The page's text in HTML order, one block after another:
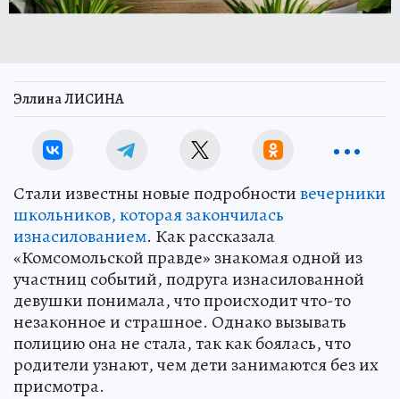
Эллина ЛИСИНА
Стали известны новые подробностивечерники
школьников, которая закончилась
изнасилованием. Как рассказала
«Комсомольской правде» знакомая одной из
участниц событий, подруга изнасилованной
девушки понимала, что происходит что-то
незаконное и страшное. Однако вызывать
полицию она не стала, так как боялась, что
родители узнают, чем дети занимаются без их
присмотра.